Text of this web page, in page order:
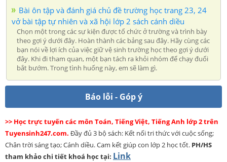
Bài ôn tập và đánh giá chủ đề trường học trang 23, 24
vở bài tập tự nhiên và xã hội lớp 2 sách cánh diều
Chọn một trong các sự kiện được tổ chức ở trường và trình bày
theo gợi ý dưới đây. Hoàn thành các bảng sau đây. Hãy cùng các
bạn nói về lợi ích của việc giữ vệ sinh trường học theo gợi ý dưới
đây. Khi đi tham quan, một bạn tách ra khỏi nhóm để chạy đuổi
bắt bướm. Trong tình huống này, em sẽ làm gì.
Báo lỗi - Góp ý
>> Học trực tuyến các môn Toán, Tiếng Việt, Tiếng Anh lớp 2 trên
Tuyensinh247.com. Đầy đủ 3 bộ sách: Kết nối tri thức với cuộc sống;
Chân trời sáng tạo; Cánh diều. Cam kết giúp con lớp 2 học tốt. PH/HS
tham khảo chi tiết khoá học tại: Link